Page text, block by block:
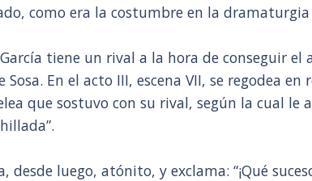
como era la costumbre en la dramaturgia
tiene un rival a la hora de conseguir el
Sosa. En el acto III, escena VII, se regodea
que sostuvo con su rival, según la cual le
desde luego, atónito, y exclama: “¡Qué